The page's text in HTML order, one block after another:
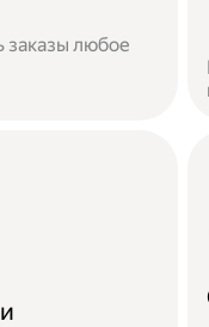
любое